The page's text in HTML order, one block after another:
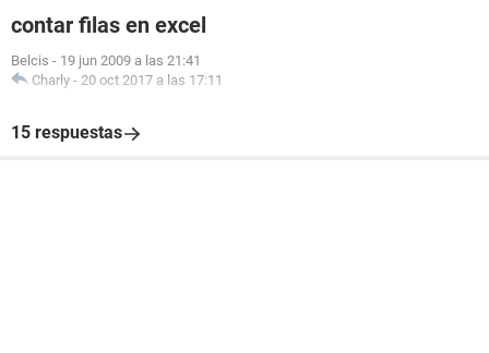
contar filas en excel
Belcis - 19 jun 2009 a las 21:41
Charly - 20 oct 2017 a las 17:11
15 respuestas